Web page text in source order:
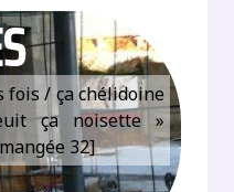
fois / ça chélidoine
ça noisette »
32]